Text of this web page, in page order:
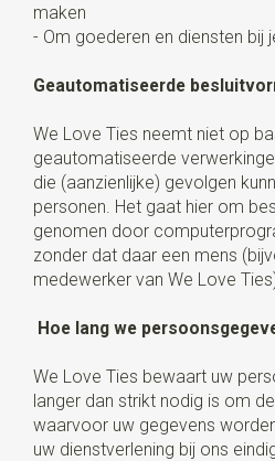
maken
- Om goederen en diensten bij
Geautomatiseerde
We Love Ties neemt niet op
geautomatiseerde
die (aanzienlijke) gevolgen
personen. Het gaat hier om
genomen door
zonder dat daar een mens
medewerker van We Love
Hoe lang we
We Love Ties bewaart uw
langer dan strikt nodig is om
waarvoor uw gegevens
uw dienstverlening bij ons